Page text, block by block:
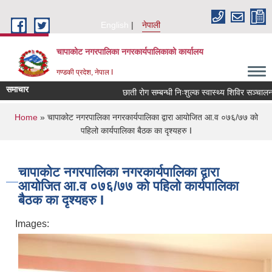
English
नेपाली
चापाकोट नगरपालिका नगरकार्यपालिकाको कार्यालय
गण्डकी प्रदेश, नेपाल I
समाचार छाती रोग सम्बन्धी निःशुल्क स्वास्थ्य शिविर सञ्चालन
You are here
Home» चापाकोट नगरपालिका नगरकार्यपालिका द्वारा आयोजित आ.व ०७६/७७ को
पहिलो कार्यपालिका बैठक का दृश्यहरु I
चापाकोट नगरपालिका नगरकार्यपालिका द्वारा
आयोजित आ.व ०७६/७७ को पहिलो कार्यपालिका
बैठक का दृश्यहरु I
Images: